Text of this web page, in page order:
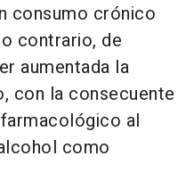
consumo crónico
contrario, de
aumentada la
con la consecuente
al
como